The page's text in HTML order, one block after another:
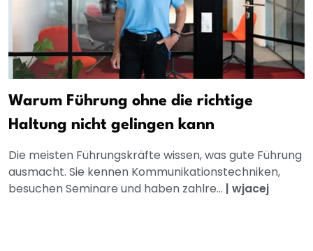
Warum Führung ohne die richtige
Haltung nicht gelingen kann
Die meisten Führungskräfte wissen, was gute Führung
ausmacht. Sie kennen Kommunikationstechniken,
besuchen Seminare und haben zahlre... | wjacej